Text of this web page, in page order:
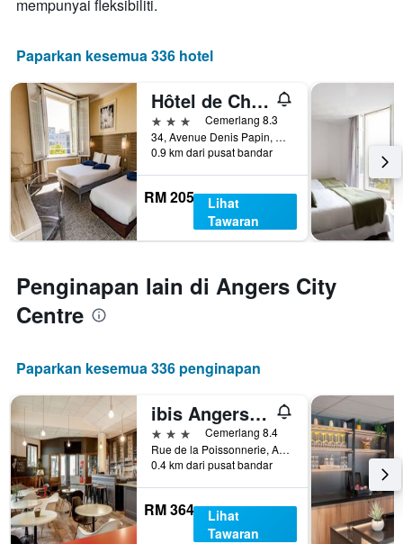
mempunyai fleksibiliti.
Paparkan kesemua 336 hotel
Hôtel de Champagne
3 bintangCemerlang 8.3
34, Avenue Denis Papin, Angers, Maine-et-Loire, Perancis
0.9 km dari pusat bandar
RM 205
Lihat
Tawaran
Penginapan lain di Angers City
Centre
Paparkan kesemua 336 penginapan
ibis Angers Centre Château
3 bintangCemerlang 8.4
Rue de la Poissonnerie, Angers, Maine-et-Loire, Perancis
0.4 km dari pusat bandar
RM 364
Lihat
Tawaran